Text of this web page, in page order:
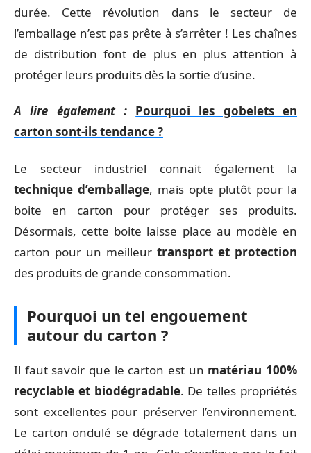
durée. Cette révolution dans le secteur de
l’emballage n’est pas prête à s’arrêter ! Les chaînes
de distribution font de plus en plus attention à
protéger leurs produits dès la sortie d’usine.
A lire également : Pourquoi les gobelets en
carton sont-ils tendance ?
Le secteur industriel connait également la
technique d’emballage, mais opte plutôt pour la
boite en carton pour protéger ses produits.
Désormais, cette boite laisse place au modèle en
carton pour un meilleur transport et protection
des produits de grande consommation.
Pourquoi un tel engouement
autour du carton ?
Il faut savoir que le carton est un matériau 100%
recyclable et biodégradable. De telles propriétés
sont excellentes pour préserver l’environnement.
Le carton ondulé se dégrade totalement dans un